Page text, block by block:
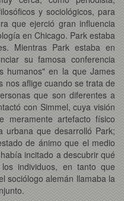
y sociológicos, para
que ejerció gran influencia
en Chicago. Park estaba
Mientras Park estaba en
su famosa conferencia
humanos" en la que James
nos aflige cuando se trata de
que son diferentes a
con Simmel, cuya visión
meramente artefacto físico
urbana que desarrolló Park;
de ánimo que el medio
incitado a descubrir qué
individuos, en tanto que
sociólogo alemán llamaba la